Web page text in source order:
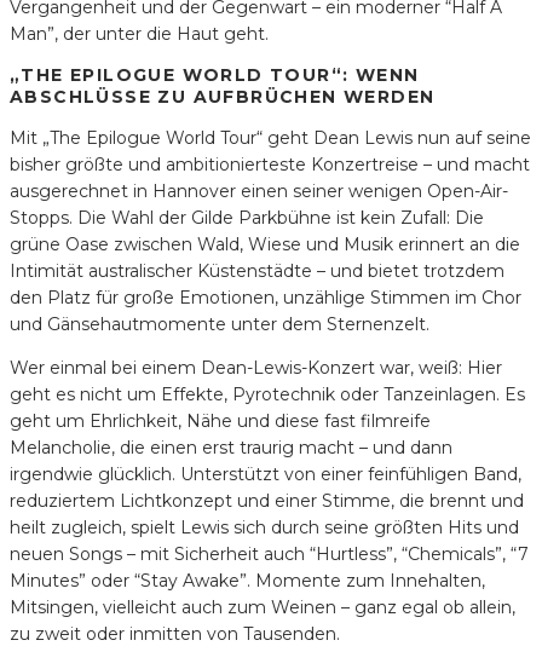
Vergangenheit und der Gegenwart – ein moderner “Half A
Man”, der unter die Haut geht.
„THE EPILOGUE WORLD TOUR“: WENN
ABSCHLÜSSE ZU AUFBRÜCHEN WERDEN
Mit „The Epilogue World Tour“ geht Dean Lewis nun auf seine
bisher größte und ambitionierteste Konzertreise – und macht
ausgerechnet in Hannover einen seiner wenigen Open-Air-
Stopps. Die Wahl der Gilde Parkbühne ist kein Zufall: Die
grüne Oase zwischen Wald, Wiese und Musik erinnert an die
Intimität australischer Küstenstädte – und bietet trotzdem
den Platz für große Emotionen, unzählige Stimmen im Chor
und Gänsehautmomente unter dem Sternenzelt.
Wer einmal bei einem Dean-Lewis-Konzert war, weiß: Hier
geht es nicht um Effekte, Pyrotechnik oder Tanzeinlagen. Es
geht um Ehrlichkeit, Nähe und diese fast filmreife
Melancholie, die einen erst traurig macht – und dann
irgendwie glücklich. Unterstützt von einer feinfühligen Band,
reduziertem Lichtkonzept und einer Stimme, die brennt und
heilt zugleich, spielt Lewis sich durch seine größten Hits und
neuen Songs – mit Sicherheit auch “Hurtless”, “Chemicals”, “7
Minutes” oder “Stay Awake”. Momente zum Innehalten,
Mitsingen, vielleicht auch zum Weinen – ganz egal ob allein,
zu zweit oder inmitten von Tausenden.